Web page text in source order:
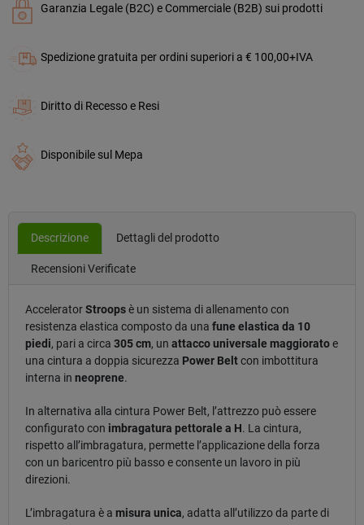
Garanzia Legale (B2C) e Commerciale (B2B) sui prodotti
Spedizione gratuita per ordini superiori a € 100,00+IVA
Diritto di Recesso e Resi
Disponibile sul Mepa
Descrizione Dettagli del prodotto
Recensioni Verificate
AcceleratorStroopsè un sistema di allenamento con
resistenza elastica composto da una fune elastica da 10
piedi, pari a circa 305 cm, un attacco universale maggioratoe
una cintura a doppia sicurezza Power Beltcon imbottitura
interna in neoprene.
In alternativa alla cintura Power Belt, l’attrezzo può essere
configurato con imbragatura pettorale a H. La cintura,
rispetto all’imbragatura, permette l’applicazione della forza
con un baricentro più basso e consente un lavoro in più
direzioni.
L’imbragatura è a misura unica, adatta all’utilizzo da parte di